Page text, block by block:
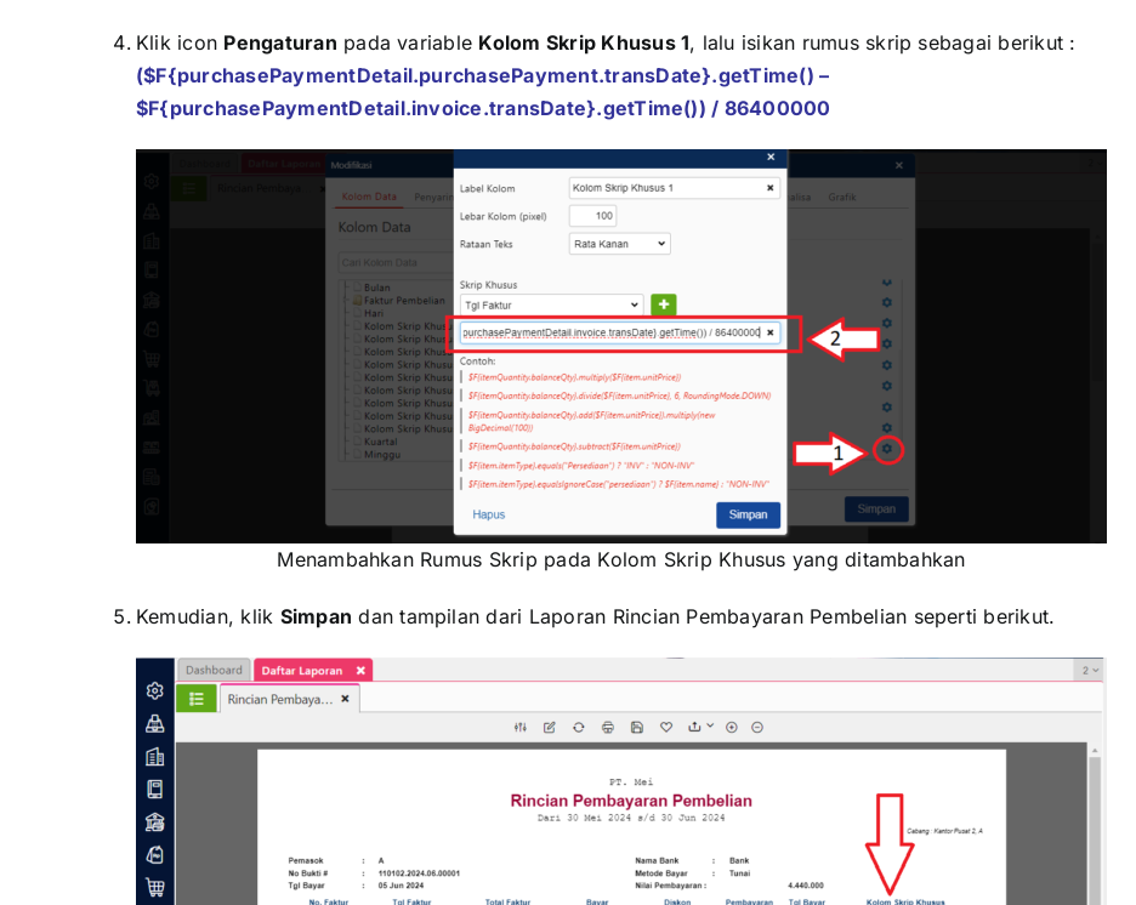
Klik icon Pengaturan pada variable Kolom Skrip Khusus 1, lalu isikan rumus skrip sebagai berikut :
($F{purchasePaymentDetail.purchasePayment.transDate}.getTime() –
$F{purchasePaymentDetail.invoice.transDate}.getTime()) / 86400000
Menambahkan Rumus Skrip pada Kolom Skrip Khusus yang ditambahkan
Kemudian, klik Simpan dan tampilan dari Laporan Rincian Pembayaran Pembelian seperti berikut.